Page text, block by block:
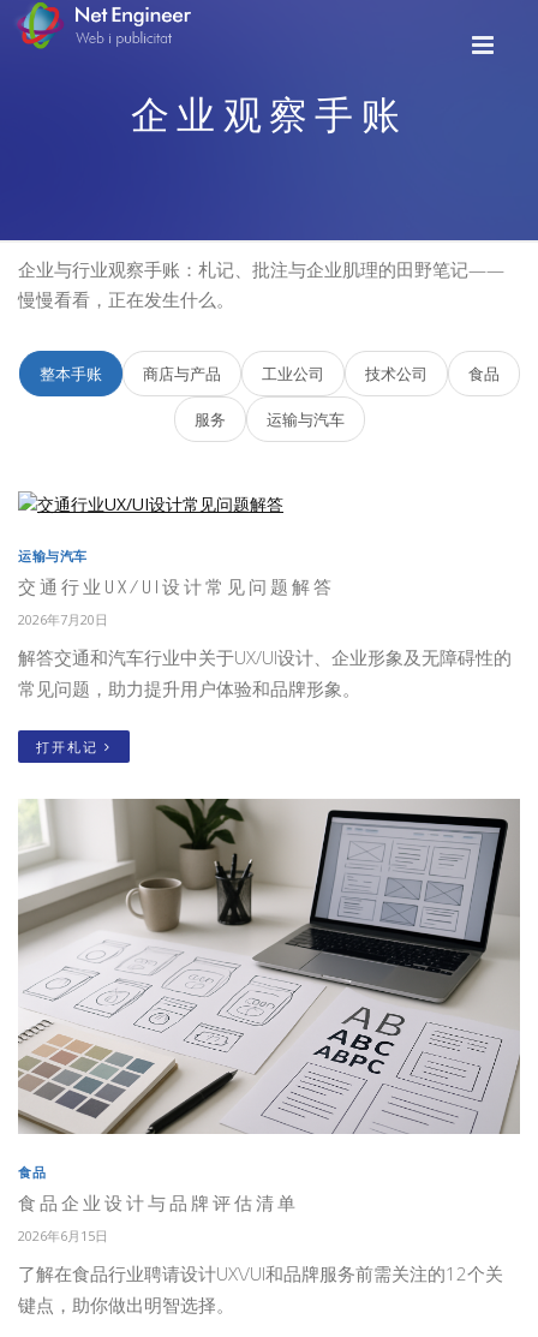
企业观察手账
企业与行业观察手账：札记、批注与企业肌理的田野笔记——
慢慢看看，正在发生什么。
整本手账 商店与产品 工业公司 技术公司 食品
服务 运输与汽车
运输与汽车
交通行业UX/UI设计常见问题解答
2026年7月20日
解答交通和汽车行业中关于UX/UI设计、企业形象及无障碍性的
常见问题，助力提升用户体验和品牌形象。
打开札记
食品
食品企业设计与品牌评估清单
2026年6月15日
了解在食品行业聘请设计UX\/UI和品牌服务前需关注的12个关
键点，助你做出明智选择。